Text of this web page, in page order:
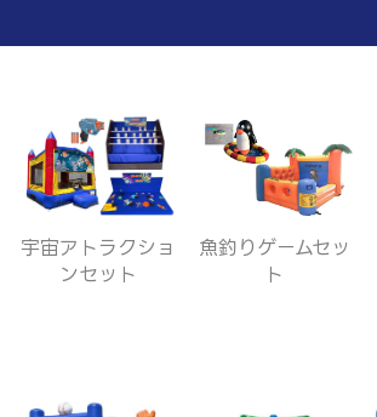
宇宙アトラクショ
ンセット
魚釣りゲームセッ
ト